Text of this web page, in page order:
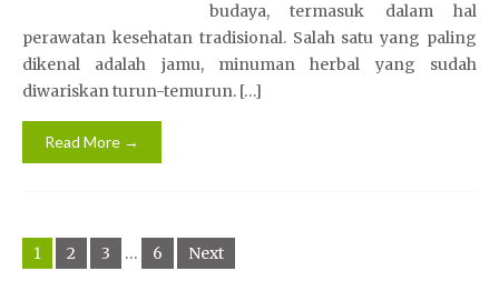
budaya, termasuk dalam hal
perawatan kesehatan tradisional. Salah satu yang paling
dikenal adalah jamu, minuman herbal yang sudah
diwariskan turun-temurun. […]
Read More →
Posts
navigation
1 2 3 … 6 Next